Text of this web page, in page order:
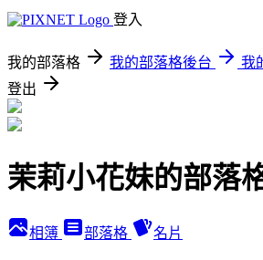
登入
我的部落格 我的部落格後台
我
登出
茉莉小花妹的部落
相簿 部落格 名片